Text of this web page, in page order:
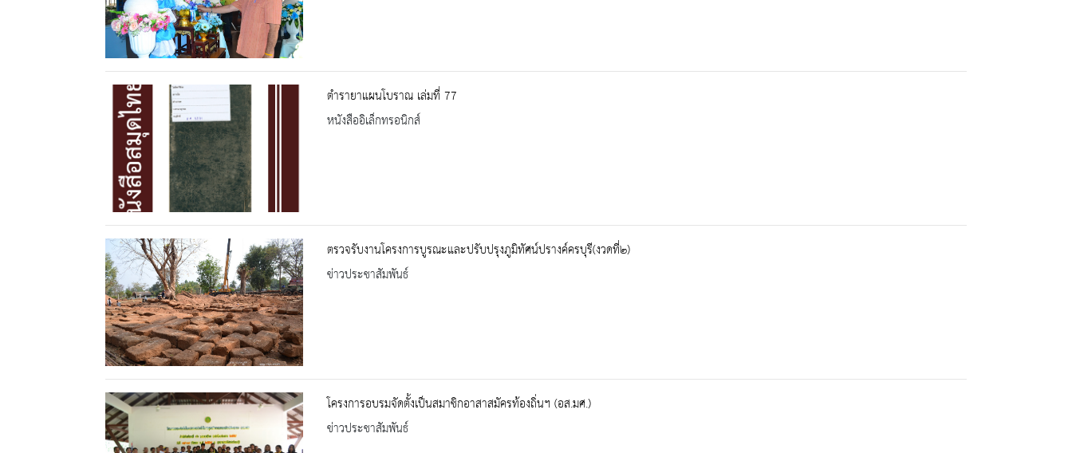
ตำรายาแผนโบราณ เล่มที่ 77
หนังสืออิเล็กทรอนิกส์
ตรวจรับงานโครงการบูรณะและปรับปรุงภูมิทัศน์ปรางค์ครบุรี(งวดที่๒)
ข่าวประชาสัมพันธ์
โครงการอบรมจัดตั้งเป็นสมาชิกอาสาสมัครท้องถิ่นฯ (อส.มศ.)
ข่าวประชาสัมพันธ์